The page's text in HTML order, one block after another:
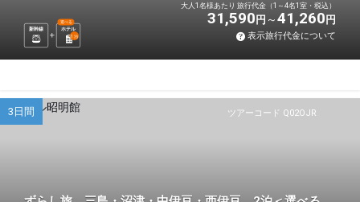
新幹線 ホテル
選べる
1 泊
大人1名様あたり 旅行代金（1～4名1室・税込）
31,590 円 41,260 円
表示旅行代金について
ツアーコード Q02OJR
3日間